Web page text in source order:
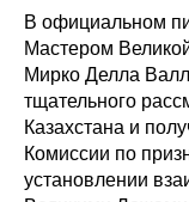
В официальном
Мастером
Мирко Делла
тщательного
Казахстана и
Комиссии по
установлении